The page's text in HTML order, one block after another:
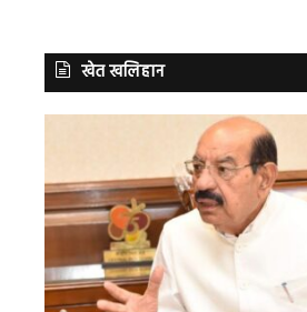
खेत खलिहान